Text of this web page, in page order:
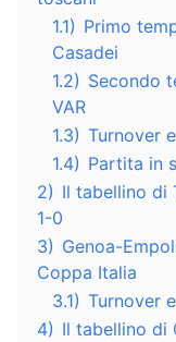
1.1) Primo
Casadei
1.2) Secondo
VAR
1.3) Turnover
1.4) Partita in
2) Il tabellino di
1-0
3) Genoa-
Coppa Italia
3.1) Turnover
4) Il tabellino di